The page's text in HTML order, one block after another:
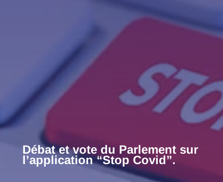
Débat et vote du Parlement sur
l’application “Stop Covid”.